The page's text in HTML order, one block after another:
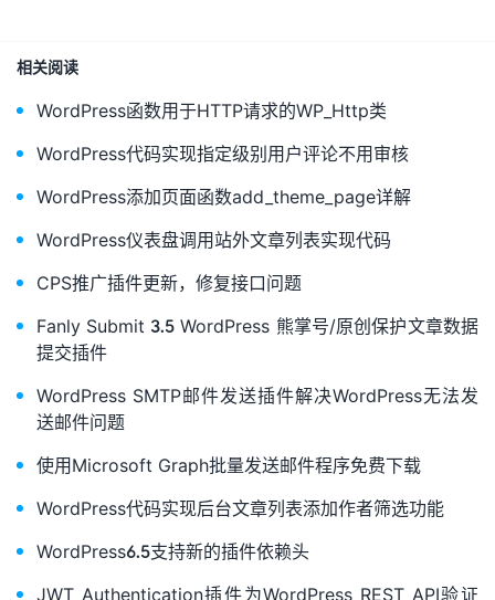
相关阅读
WordPress函数用于HTTP请求的WP_Http类
WordPress代码实现指定级别用户评论不用审核
WordPress添加页面函数add_theme_page详解
WordPress仪表盘调用站外文章列表实现代码
CPS推广插件更新，修复接口问题
Fanly Submit 3.5 WordPress 熊掌号/原创保护文章数据
提交插件
WordPress SMTP邮件发送插件解决WordPress无法发
送邮件问题
使用Microsoft Graph批量发送邮件程序免费下载
WordPress代码实现后台文章列表添加作者筛选功能
WordPress6.5支持新的插件依赖头
JWT Authentication插件为WordPress REST API验证